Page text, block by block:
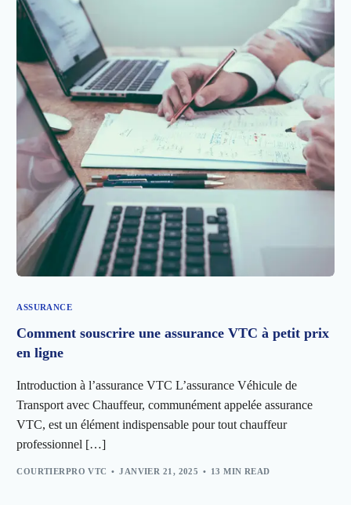
ASSURANCE
Comment souscrire une assurance VTC à petit prix
en ligne
Introduction à l’assurance VTC L’assurance Véhicule de
Transport avec Chauffeur, communément appelée assurance
VTC, est un élément indispensable pour tout chauffeur
professionnel […]
COURTIERPRO VTC JANVIER 21, 2025 13 MIN READ